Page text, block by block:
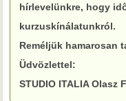
hírlevelünkre, hogy
kurzuskínálatunkról.
Reméljük hamarosan
Üdvözlettel:
STUDIO ITALIA Olasz